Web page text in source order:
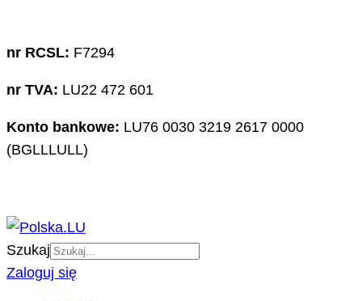
nr RCSL: F7294
nr TVA: LU22 472 601
Konto bankowe: LU76 0030 3219 2617 0000
(BGLLLULL)
Szukaj
Zaloguj się